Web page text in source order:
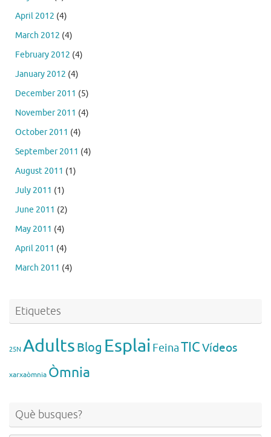
April 2012 (4)
March 2012 (4)
February 2012 (4)
January 2012 (4)
December 2011 (5)
November 2011 (4)
October 2011 (4)
September 2011 (4)
August 2011 (1)
July 2011 (1)
June 2011 (2)
May 2011 (4)
April 2011 (4)
March 2011 (4)
Etiquetes
25N AdultsBlog Esplai FeinaTICVídeos
xarxaòmnia Òmnia
Què busques?